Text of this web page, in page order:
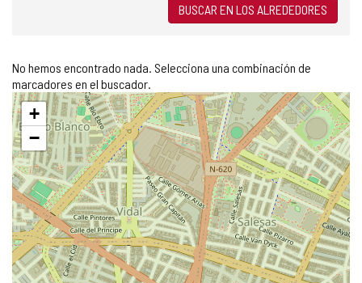
BUSCAR EN LOS ALREDEDORES
No hemos encontrado nada. Selecciona una combinación de
marcadores en el buscador.
Saltar
mapa
+
−